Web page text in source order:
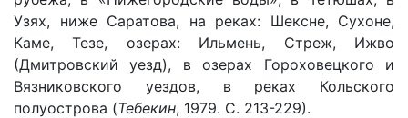
Узях, ниже Саратова, на реках: Шексне, Сухоне,
Каме, Тезе, озерах: Ильмень, Стреж, Ижво
(Дмитровский уезд), в озерах Гороховецкого и
Вязниковского уездов, в реках Кольского
полуострова (Тебекин, 1979. С. 213-229).